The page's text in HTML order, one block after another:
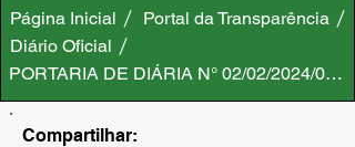
Página Inicial
Portal da Transparência
Diário Oficial
PORTARIA DE DIÁRIA N° 02/02/2024/001-
Compartilhar: